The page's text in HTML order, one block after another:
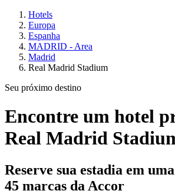
Hotels
Europa
Espanha
MADRID - Area
Madrid
Real Madrid Stadium
Seu próximo destino
Encontre um hotel
Real Madrid
Reserve sua estadia em
45 marcas da Accor